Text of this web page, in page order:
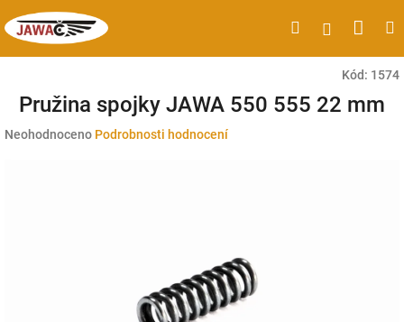
na
obsah
HledatPřihlášení
Kód: 1574
Pružina spojky JAWA 550 555 22 mm
Průměrné
Neohodnoceno Podrobnosti hodnocení